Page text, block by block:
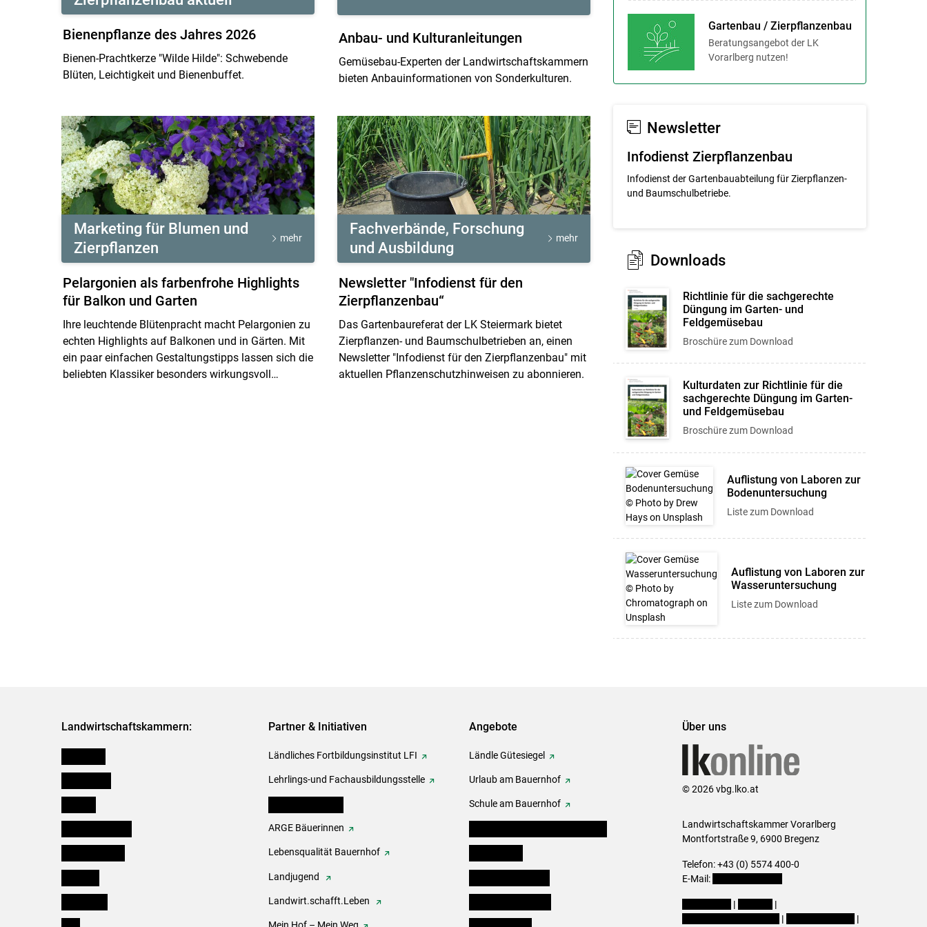
Skip to main content
Bienenpflanze des Jahres 2026
Bienen-Prachtkerze "Wilde Hilde": Schwebende
Blüten, Leichtigkeit und Bienenbuffet.
Anbau- und Kulturanleitungen
Gemüsebau-Experten der Landwirtschaftskammern
bieten Anbauinformationen von Sonderkulturen.
Marketing für Blumen und
Zierpflanzen
mehr
Pelargonien als farbenfrohe Highlights
für Balkon und Garten
Ihre leuchtende Blütenpracht macht Pelargonien zu
echten Highlights auf Balkonen und in Gärten. Mit
ein paar einfachen Gestaltungstipps lassen sich die
beliebten Klassiker besonders wirkungsvoll
Fachverbände, Forschung
und Ausbildung
mehr
Newsletter "Infodienst für den
Zierpflanzenbau“
Das Gartenbaureferat der LK Steiermark bietet
Zierpflanzen- und Baumschulbetrieben an, einen
Newsletter "Infodienst für den Zierpflanzenbau" mit
aktuellen Pflanzenschutzhinweisen zu abonnieren.
Gartenbau / Zierpflanzenbau
Beratungsangebot der LK
Vorarlberg nutzen!
Newsletter
Infodienst Zierpflanzenbau
Infodienst der Gartenbauabteilung für Zierpflanzen-
und Baumschulbetriebe.
Downloads
Richtlinie für die sachgerechte
Düngung im Garten- und
Feldgemüsebau
Broschüre zum Download
Kulturdaten zur Richtlinie für die
sachgerechte Düngung im Garten-
und Feldgemüsebau
Broschüre zum Download
Auflistung von Laboren zur
Bodenuntersuchung
Liste zum Download
Auflistung von Laboren zur
Wasseruntersuchung
Liste zum Download
Landwirtschaftskammern: Partner & Initiativen
Ländliches Fortbildungsinstitut LFI
Lehrlings-und Fachausbildungsstelle
ARGE Bäuerinnen
Lebensqualität Bauernhof
Landjugend
Landwirt.schafft.Leben
Angebote
Ländle Gütesiegel
Urlaub am Bauernhof
Schule am Bauernhof
Über uns
© 2026 vbg.lko.at
Landwirtschaftskammer Vorarlberg
Montfortstraße 9, 6900 Bregenz
Telefon: +43 (0) 5574 400-0
E-Mail:
|
|
| |